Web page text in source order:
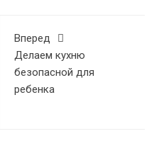
Вперед
Делаем кухню
безопасной для
ребенка